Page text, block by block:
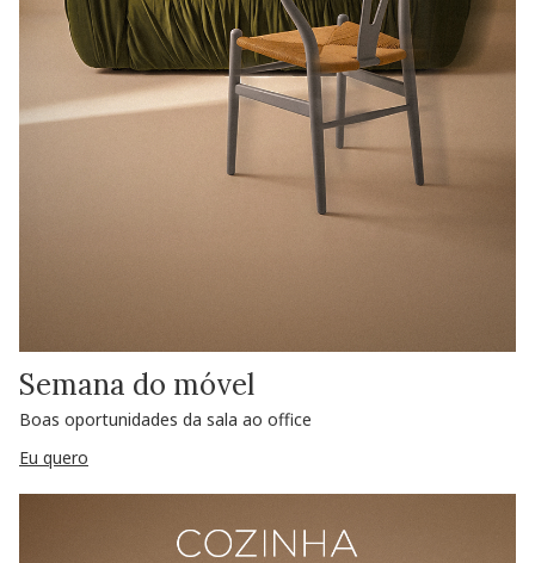
Semana do móvel
Boas oportunidades da sala ao office
Eu quero